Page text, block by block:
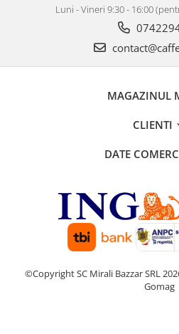
Luni - Vineri 9:30 - 16:00
MAGAZINUL
CLIENTI
DATE
©Copyright SC Mirali Bazzar SRL
Gomag